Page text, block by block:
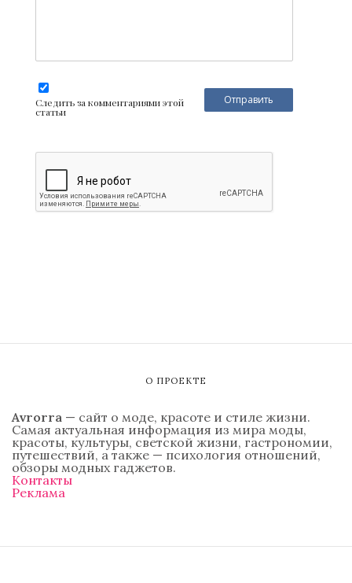
Следить за комментариями этой
статьи
О ПРОЕКТЕ
Avrorra — сайт о моде, красоте и стиле жизни.
Самая актуальная информация из мира моды,
красоты, культуры, светской жизни, гастрономии,
путешествий, а также — психология отношений,
обзоры модных гаджетов.
Контакты
Реклама